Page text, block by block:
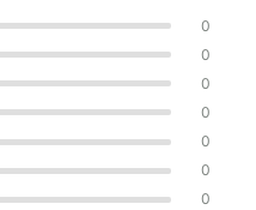
0
0
0
0
0
0
0